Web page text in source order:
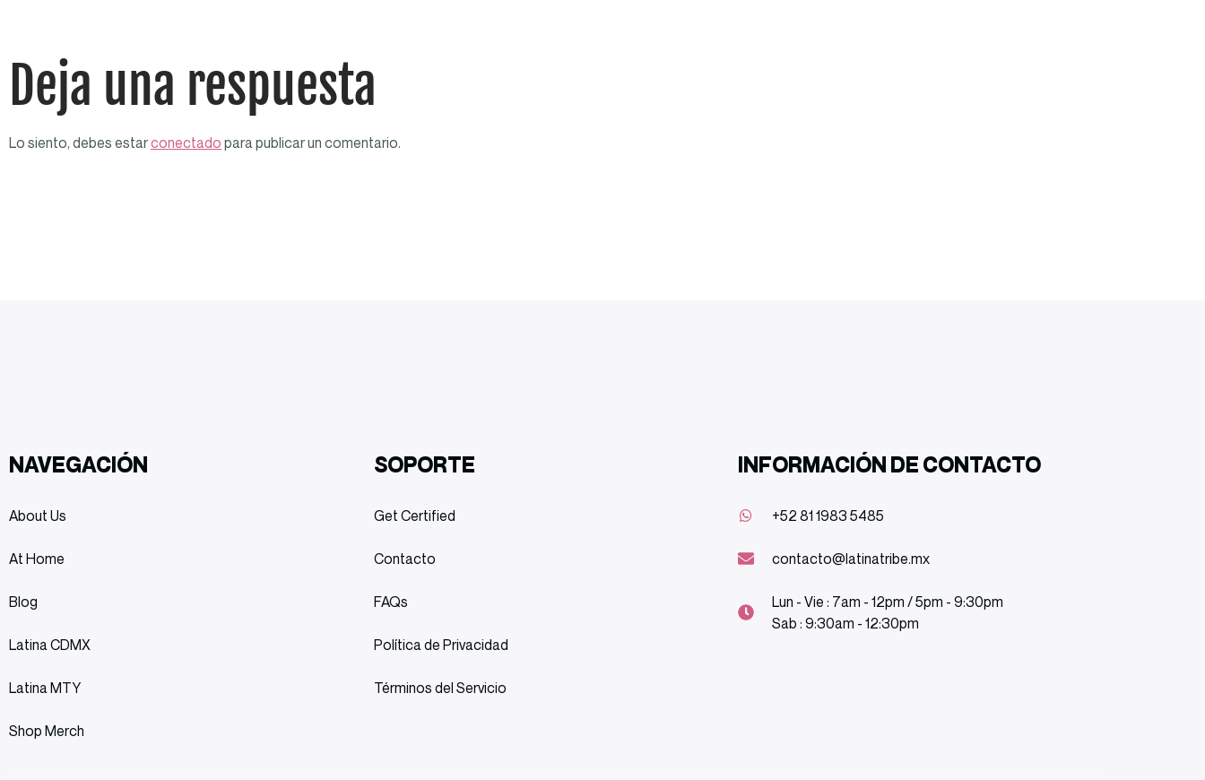
Deja una respuesta
Lo siento, debes estarconectado para publicar un comentario.
NAVEGACIÓN
About Us
At Home
Blog
Latina CDMX
Latina MTY
Shop Merch
SOPORTE
Get Certified
Contacto
FAQs
Política de Privacidad
Términos del Servicio
INFORMACIÓN DE CONTACTO
+52 81 1983 5485
contacto@latinatribe.mx
Lun - Vie : 7am - 12pm / 5pm - 9:30pm
Sab : 9:30am - 12:30pm